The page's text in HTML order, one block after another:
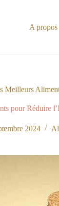
A propos
Meilleurs
pour Réduire
2024